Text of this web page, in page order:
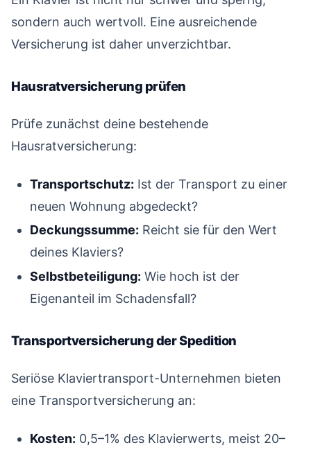
sondern auch wertvoll. Eine ausreichende
Versicherung ist daher unverzichtbar.
Hausratversicherung prüfen
Prüfe zunächst deine bestehende
Hausratversicherung:
Transportschutz: Ist der Transport zu einer
neuen Wohnung abgedeckt?
Deckungssumme: Reicht sie für den Wert
deines Klaviers?
Selbstbeteiligung: Wie hoch ist der
Eigenanteil im Schadensfall?
Transportversicherung der Spedition
Seriöse Klaviertransport-Unternehmen bieten
eine Transportversicherung an:
Kosten: 0,5–1% des Klavierwerts, meist 20–